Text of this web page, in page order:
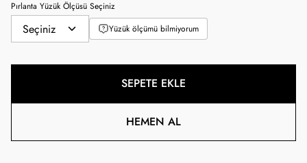
Pırlanta Yüzük Ölçüsü Seçiniz
Yüzük ölçümü bilmiyorum
SEPETE EKLE
HEMEN AL